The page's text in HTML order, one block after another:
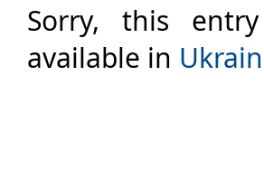
Sorry, this
available in